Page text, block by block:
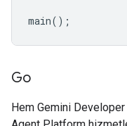
main();
Go
Hem Gemini